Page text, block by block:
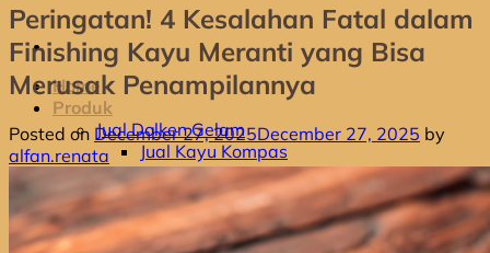
Home
Produk
Jual Dolken Gelam
Jual Kayu Kompas
Jual Kayu Kruing
Jual Kayu Racuk
Jual Kayu Meranti
Jual Kayu Bengkirai
Peringatan! 4 Kesalahan Fatal dalam
Finishing Kayu Meranti yang Bisa
Merusak Penampilannya
Posted on December 27, 2025December 27, 2025 by
alfan.renata